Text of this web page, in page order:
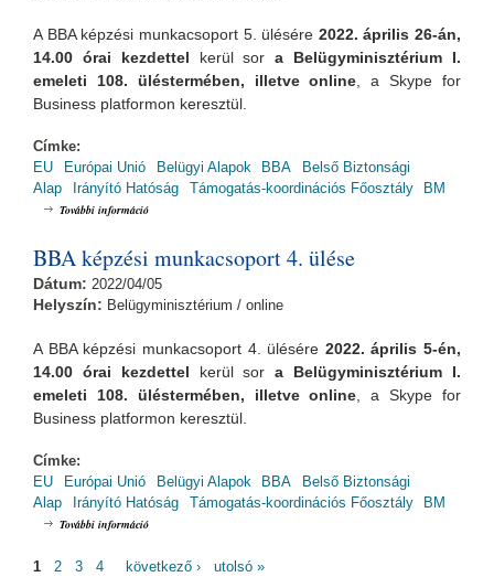
A BBA képzési munkacsoport 5. ülésére 2022. április 26-án,
14.00 órai
kezdettel kerül sora Belügyminisztérium I.
emeleti 108. üléstermében, illetve online , a Skype for
Business platformon keresztül.
Címke:
EU
Európai Unió Belügyi Alapok BBA
Belső Biztonsági
Alap
Irányító Hatóság Támogatás-koordinációs Főosztály BM
További információ
BBA képzési munkacsoport 4. ülése
Dátum: 2022/04/05
Helyszín: Belügyminisztérium / online
A BBA képzési munkacsoport 4. ülésére 2022. április 5-én,
14.00 órai
kezdettel kerül sora Belügyminisztérium I.
emeleti 108. üléstermében, illetve online , a Skype for
Business platformon keresztül.
Címke:
EU
Európai Unió Belügyi Alapok BBA
Belső Biztonsági
Alap
Irányító Hatóság Támogatás-koordinációs Főosztály BM
További információ
OLDALAK
1 2 3 4 következő › utolsó »